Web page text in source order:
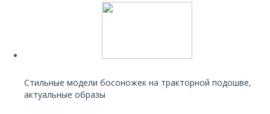
Стильные модели босоножек на тракторной подошве,
актуальные образы